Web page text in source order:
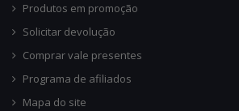
Produtos em promoção
Solicitar devolução
Comprar vale presentes
Programa de afiliados
Mapa do site